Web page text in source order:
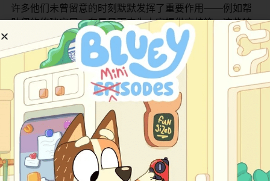
许多他们未曾留意的时刻默默发挥了重要作用——例如帮
助伊约修建房屋、在暴风雨中为大家提供庇护等。这些被
忽视的“小事”逐一浮现，让大家意识到皮克利的善良、细心
和勇气远比体型更为重要。最终，朋友们凭借日记线索成
功找到了皮克利，并真诚地向他表达了感谢与肯定。皮克
利也在此过程中明白了每个人的独特价值，重拾自信，真
正融入了这个充满爱的集体。 ​​主要角色介绍：​
角色名 (英文/中文) 配音演员
​Piglet / 小猪皮克利​ 约翰·菲德勒 (John Fiedler)
​Winnie the Pooh / 维尼熊​ 吉姆·库明斯 (Jim Cummings)